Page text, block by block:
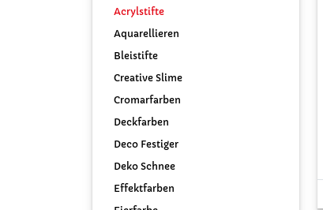
Acrylstifte
Aquarellieren
Bleistifte
Creative Slime
Cromarfarben
Deckfarben
Deco Festiger
Deko Schnee
Effektfarben